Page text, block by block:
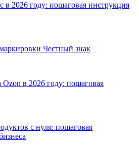
в 2026 году: пошаговая инструкция
Честный знак
Ozon в 2026 году: пошаговая
с нуля: пошаговая